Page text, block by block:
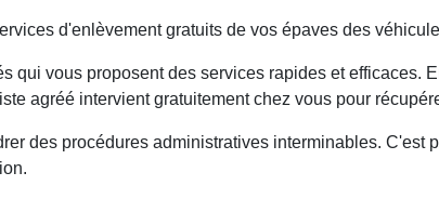
d'enlèvement gratuits de vos épaves des
qui vous proposent des services rapides et efficaces.
agréé intervient gratuitement chez vous pour
des procédures administratives interminables. C'est